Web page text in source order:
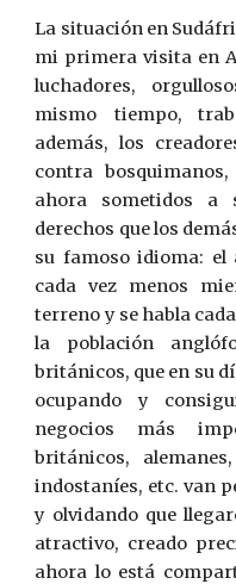
La situación en
mi primera visita en
luchadores,
mismo tiempo,
además, los
contra
ahora sometidos a
derechos que los
su famoso idioma: el
cada vez menos
terreno y se habla
la población
británicos, que en su
ocupando y
negocios más
británicos,
indostaníes, etc. van
y olvidando que
atractivo, creado
ahora lo está